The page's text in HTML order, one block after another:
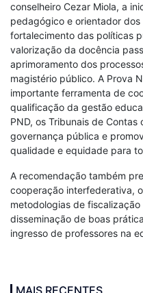
conselheiro Cezar Miola, a
pedagógico e orientador dos
fortalecimento das políticas
valorização da docência
aprimoramento dos
magistério público. A Prova
importante ferramenta de
qualificação da gestão
PND, os Tribunais de
governança pública e
qualidade e equidade para
A recomendação também
cooperação interfederativa,
metodologias de
disseminação de boas
ingresso de professores na